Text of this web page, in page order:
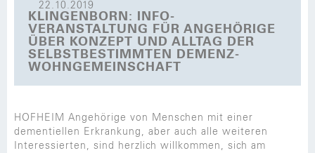
22.10.2019
KLINGENBORN: INFO-
VERANSTALTUNG FÜR ANGEHÖRIGE
ÜBER KONZEPT UND ALLTAG DER
SELBSTBESTIMMTEN DEMENZ-
WOHNGEMEINSCHAFT
HOFHEIM Angehörige von Menschen mit einer
dementiellen Erkrankung, aber auch alle weiteren
Interessierten, sind herzlich willkommen, sich am